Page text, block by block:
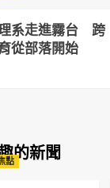
系走進霧台 跨
從部落開始
的新聞
點